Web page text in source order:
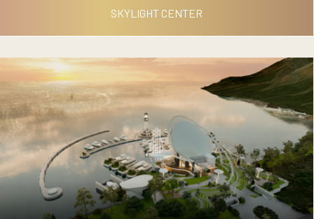
SKYLIGHT CENTER
SKYLIGHT CENTER